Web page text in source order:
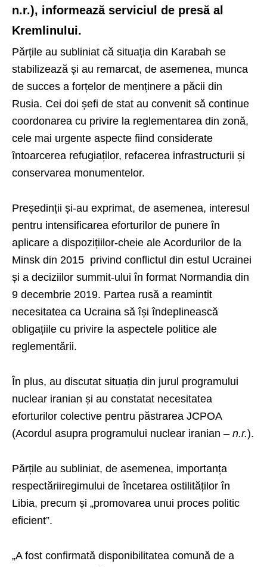
n.r.), informează serviciul de presă al
Kremlinului.
Părțile au subliniat că situația din Karabah se
stabilizează și au remarcat, de asemenea, munca
de succes a forțelor de menținere a păcii din
Rusia. Cei doi șefi de stat au convenit să continue
coordonarea cu privire la reglementarea din zonă,
cele mai urgente aspecte fiind considerate
întoarcerea refugiaților, refacerea infrastructurii și
conservarea monumentelor.
Președinții și-au exprimat, de asemenea, interesul
pentru intensificarea eforturilor de punere în
aplicare a dispozițiilor-cheie ale Acordurilor de la
Minsk din 2015 privind conflictul din estul Ucrainei
și a deciziilor summit-ului în format Normandia din
9 decembrie 2019. Partea rusă a reamintit
necesitatea ca Ucraina să își îndeplinească
obligațiile cu privire la aspectele politice ale
reglementării.
În plus, au discutat situația din jurul programului
nuclear iranian și au constatat necesitatea
eforturilor colective pentru păstrarea JCPOA
(Acordul asupra programului nuclear iranian – n.r.).
Părțile au subliniat, de asemenea, importanța
respectăriiregimului de încetarea ostilităților în
Libia, precum și „promovarea unui proces politic
eficient”.
„A fost confirmată disponibilitatea comună de a